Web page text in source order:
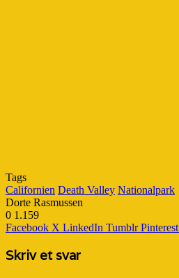
Tags
Californien Death Valley Nationalpark
Dorte Rasmussen
0 1.159
Facebook X LinkedIn Tumblr Pinterest
Skriv et svar